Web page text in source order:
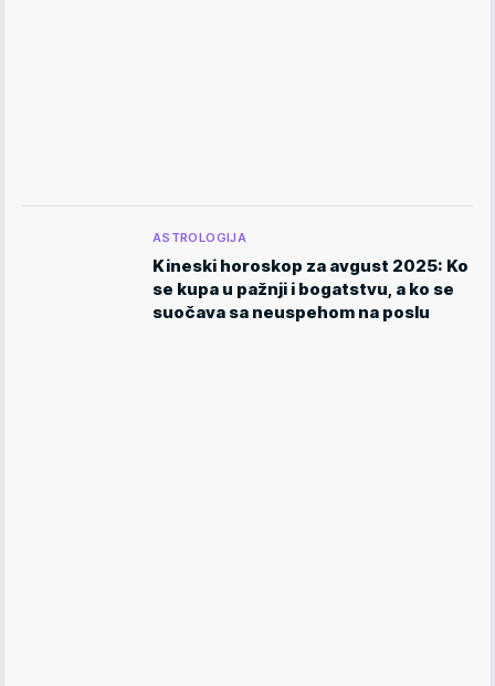
ASTROLOGIJA
Kineski horoskop za avgust 2025: Ko
se kupa u pažnji i bogatstvu, a ko se
suočava sa neuspehom na poslu